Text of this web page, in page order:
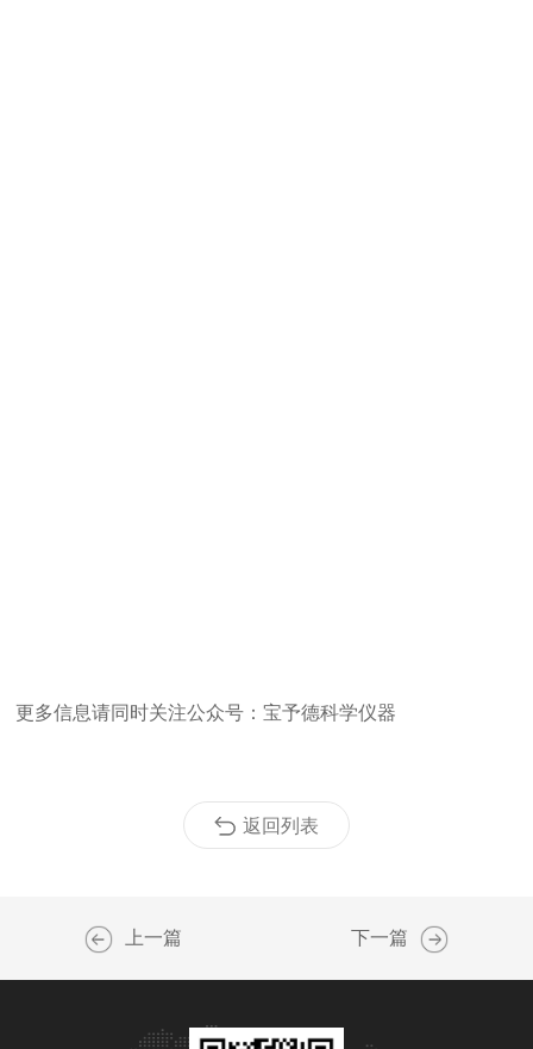
更多信息请同时关注公众号：宝予德科学仪器
返回列表
上一篇 下一篇